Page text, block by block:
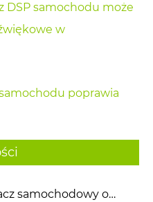
DSP samochodu może
w
poprawia
samochodowy o